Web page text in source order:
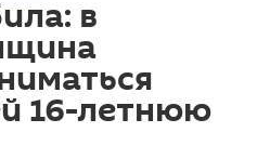
в
16-летнюю